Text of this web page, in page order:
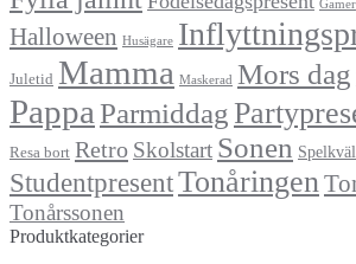
Gamer
Halloween Husägare
Juletid Mamma Maskerad Mors dag
Pappa Parmiddag
Resa bort Retro Skolstart Sonen
StudentpresentTonåringen
Tonårssonen
Produktkategorier